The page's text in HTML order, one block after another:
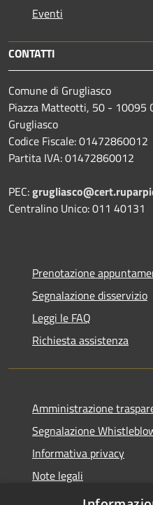
Eventi
CONTATTI
Comune di Grugliasco
Piazza Matteotti, 50 - 10095
Grugliasco
Codice Fiscale: 01472860012
Partita IVA: 01472860012
PEC:
Centralino Unico: 011 40131
Prenotazione
Segnalazione disservizio
Leggi le FAQ
Richiesta assistenza
Amministrazione
Segnalazione
Informativa privacy
Note legali
Dichiarazione di